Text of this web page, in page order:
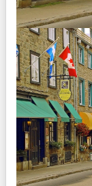
Duración:
8Días7
Paquete
Canada,
Ottawa,
CONSULTAR